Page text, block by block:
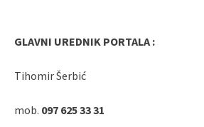
GLAVNI UREDNIK PORTALA :
Tihomir Šerbić
mob. 097 625 33 31